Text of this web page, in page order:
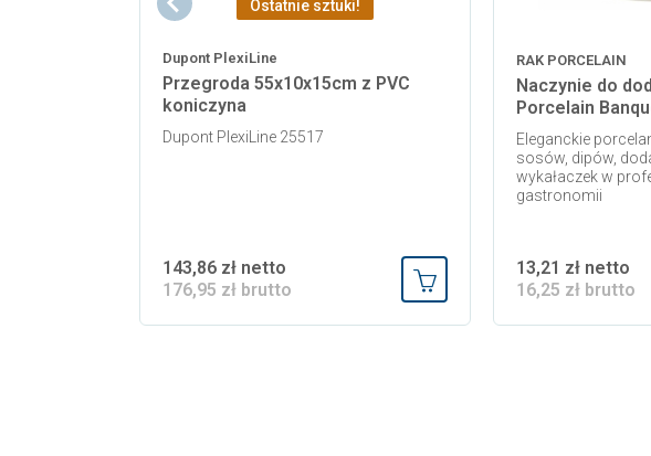
Ostatnie sztuki!
Dupont PlexiLine
Przegroda 55x10x15cm z PVC
koniczyna
Dupont PlexiLine 25517
143,86 zł netto
176,95 zł brutto
RAK PORCELAIN
Naczynie do
Porcelain
Eleganckie
sosów, dipów,
wykałaczek w
gastronomii
13,21 zł netto
16,25 zł brutto